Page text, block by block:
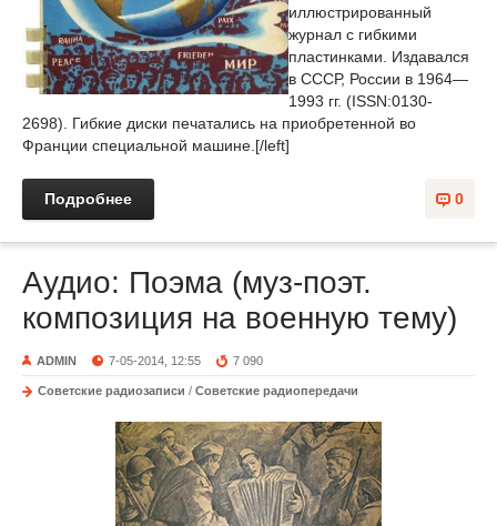
иллюстрированный
журнал с гибкими
пластинками. Издавался
в СССР, России в 1964—
1993 гг. (ISSN:0130-
2698). Гибкие диски печатались на приобретенной во
Франции специальной машине.[/left]
0
Подробнее
Аудио: Поэма (муз-поэт.
композиция на военную тему)
ADMIN 7-05-2014, 12:55 7 090
Советские радиозаписи / Советские радиопередачи